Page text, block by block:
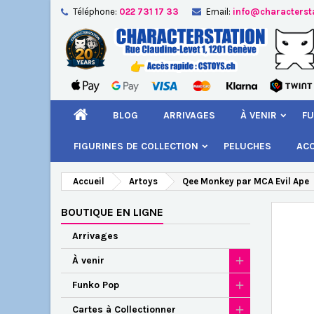
Téléphone: 022 731 17 33 Email:
BLOG ARRIVAGES À VENIR
FIGURINES DE COLLECTION PELUCHES
Accueil Artoys Qee Monkey par MCA Evil Ape
BOUTIQUE EN LIGNE
Arrivages
À venir
Funko Pop
Cartes à Collectionner